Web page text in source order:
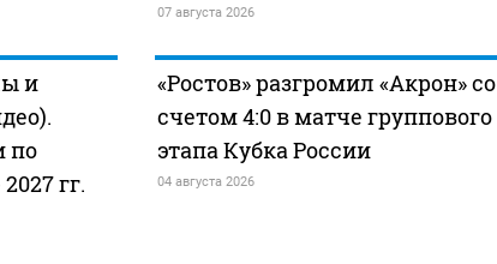
07 августа 2026
и
по
гг.
«Ростов» разгромил «Акрон» со
счетом 4:0 в матче группового
этапа Кубка России
04 августа 2026